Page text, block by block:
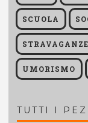
SCUOLA
STRAVAGANZE
UMORISMO
TUTTI I